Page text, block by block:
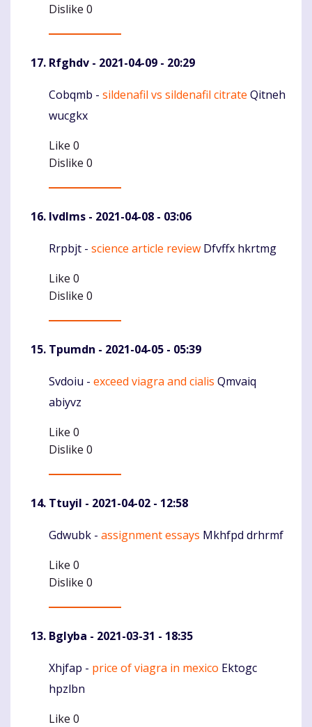
Dislike 0
Rfghdv - 2021-04-09 - 20:29
Komentaras
Cobqmb - sildenafil vs sildenafil citrate Qitneh
wucgkx
Like 0
Dislike 0
Ivdlms - 2021-04-08 - 03:06
Komentaras
Rrpbjt - science article review Dfvffx hkrtmg
Like 0
Dislike 0
Tpumdn - 2021-04-05 - 05:39
Komentaras
Svdoiu - exceed viagra and cialis Qmvaiq
abiyvz
Like 0
Dislike 0
Ttuyil - 2021-04-02 - 12:58
Komentaras
Gdwubk - assignment essays Mkhfpd drhrmf
Like 0
Dislike 0
Bglyba - 2021-03-31 - 18:35
Komentaras
Xhjfap - price of viagra in mexico Ektogc
hpzlbn
Like 0